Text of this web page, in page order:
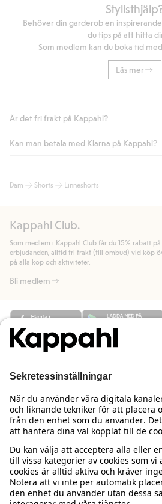
Behöver din garderob en
du tips på att hitta
Som medlem kan du boka tid
Läs mer
Är det fri frakt på Kappahl?
Är du medlem i Kappahl Club har du
automatik efter du loggat in och
handlar för.
Läs mer
Kan man betala med Klarna på Kappahl?
bland annat faktura och swish men
allmänna villkor.
Läs mer
Dam Shorts Linneshorts
Kappahl Club.
Som medlem i Kappahl Club får du 15% rabatt
erbjudanden, alltid fri frakt (till ombud) vid köp
på alla köp och aktiviteter.
Bli medlem
Behöver du hjälp?
Kundservice
Vanliga frågor
Beställning & retur
Kappahl Club
Logga in
Kappahl Club
Om oss
Om Kappahl Group
Villkor & policy